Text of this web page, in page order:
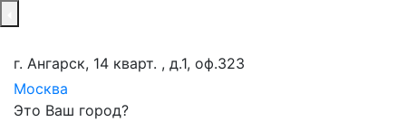
г. Ангарск, 14 кварт. , д.1, оф.323
Москва
Это Ваш город?